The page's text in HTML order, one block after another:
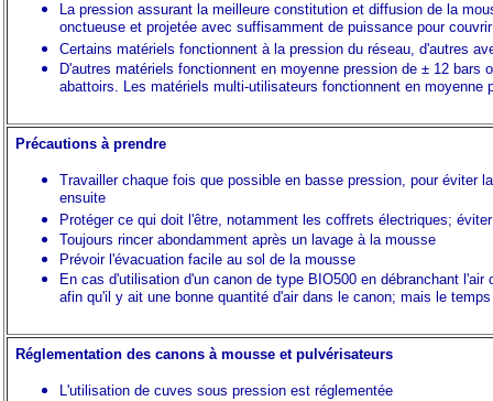
La pression assurant la meilleure constitution et diffusion de la
onctueuse et projetée avec suffisamment de puissance pour
Certains matériels fonctionnent à la pression du réseau, d'autres
D'autres matériels fonctionnent en moyenne pression de ± 12
abattoirs. Les matériels multi-utilisateurs fonctionnent en moyenne
Précautions à prendre
Travailler chaque fois que possible en basse pression, pour éviter
ensuite
Protéger ce qui doit l'être, notamment les coffrets électriques;
Toujours rincer abondamment après un lavage à la mousse
Prévoir l'évacuation facile au sol de la mousse
En cas d'utilisation d'un canon de type BIO500 en débranchant
afin qu'il y ait une bonne quantité d'air dans le canon; mais le
Réglementation des canons à mousse et pulvérisateurs
L'utilisation de cuves sous pression est réglementée